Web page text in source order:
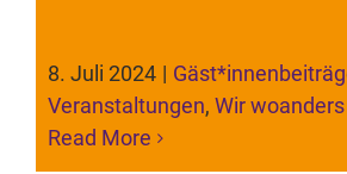
8. Juli 2024 |
Veranstaltungen, Wir woanders
Read More